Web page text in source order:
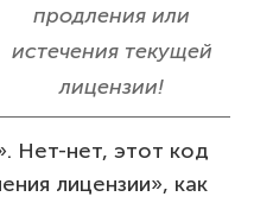
продления или
истечения текущей
лицензии!
Нет-нет, этот код
лицензии», как